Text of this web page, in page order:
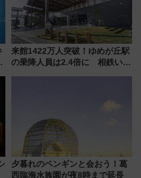
来館1422万人突破！ゆめが丘駅
の乗降人員は2.4倍に 相鉄いず
夕暮れのペンギンと会おう！葛
西臨海水族園が夜8時まで延長